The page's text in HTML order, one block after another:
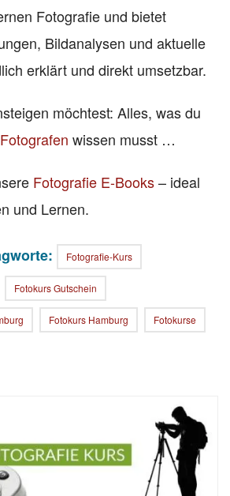
Fotografie und bietet
Bildanalysen und aktuelle
erklärt und direkt umsetzbar.
möchtest: Alles, was du
wissen musst …
Fotografie E-Books– ideal
und Lernen.
Fotografie-Kurs
Fotokurs Gutschein
Fotokurs Hamburg Fotokurse